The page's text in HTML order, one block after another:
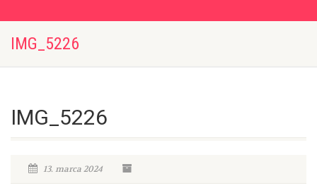
IMG_5226
IMG_5226
13. marca 2024